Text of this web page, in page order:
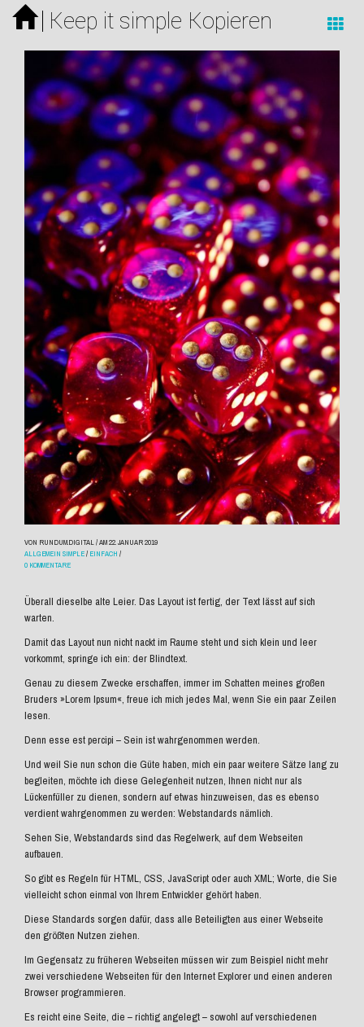
Keep it simple Kopieren
VON RUNDUM.DIGITAL/AM 22. JANUAR 2019
ALLGEMEINSIMPLE/EINFACH/
0 KOMMENTARE
Überall dieselbe alte Leier. Das Layout ist fertig, der Text lässt auf sich
warten.
Damit das Layout nun nicht nackt im Raume steht und sich klein und leer
vorkommt, springe ich ein: der Blindtext.
Genau zu diesem Zwecke erschaffen, immer im Schatten meines großen
Bruders »Lorem Ipsum«, freue ich mich jedes Mal, wenn Sie ein paar Zeilen
lesen.
Denn esse est percipi – Sein ist wahrgenommen werden.
Und weil Sie nun schon die Güte haben, mich ein paar weitere Sätze lang zu
begleiten, möchte ich diese Gelegenheit nutzen, Ihnen nicht nur als
Lückenfüller zu dienen, sondern auf etwas hinzuweisen, das es ebenso
verdient wahrgenommen zu werden: Webstandards nämlich.
Sehen Sie, Webstandards sind das Regelwerk, auf dem Webseiten
aufbauen.
So gibt es Regeln für HTML, CSS, JavaScript oder auch XML; Worte, die Sie
vielleicht schon einmal von Ihrem Entwickler gehört haben.
Diese Standards sorgen dafür, dass alle Beteiligten aus einer Webseite
den größten Nutzen ziehen.
Im Gegensatz zu früheren Webseiten müssen wir zum Beispiel nicht mehr
zwei verschiedene Webseiten für den Internet Explorer und einen anderen
Browser programmieren.
Es reicht eine Seite, die – richtig angelegt – sowohl auf verschiedenen